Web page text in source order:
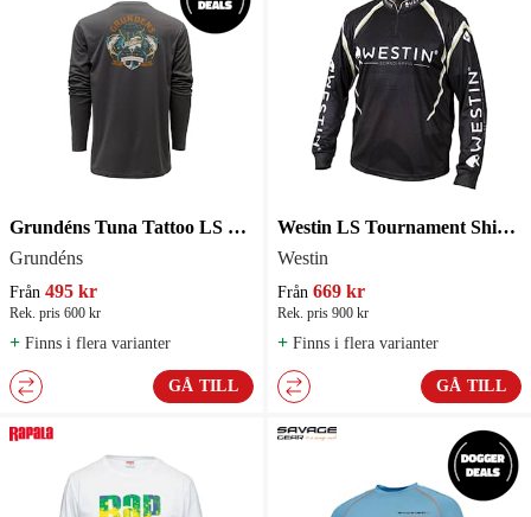
Grundéns Tuna Tattoo LS Tech Tee Anchor
Grundéns
Från 495 kr
Rek. pris 600 kr
+ Finns i flera varianter
GÅ TILL
Westin LS Tournament Shirt Black/Grey
Westin
Från 669 kr
Rek. pris 900 kr
+ Finns i flera varianter
GÅ TILL